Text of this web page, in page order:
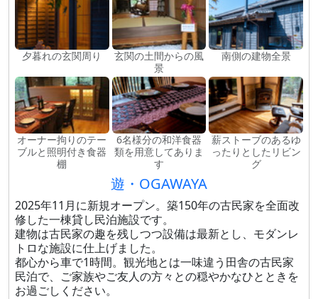
夕暮れの玄関周り
玄関の土間からの風
景
南側の建物全景
オーナー拘りのテー
ブルと照明付き食器
棚
6名様分の和洋食器
類を用意してありま
す
薪ストーブのあるゆ
ったりとしたリビン
グ
遊・OGAWAYA
2025年11月に新規オープン。築150年の古民家を全面改
修した一棟貸し民泊施設です。
建物は古民家の趣を残しつつ設備は最新とし、モダンレ
トロな施設に仕上げました。
都心から車で1時間。観光地とは一味違う田舎の古民家
民泊で、ご家族やご友人の方々との穏やかなひとときを
お過ごしください。